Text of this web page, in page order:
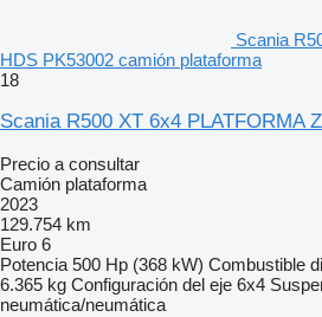
Scania
HDS PK53002 camión plataforma
18
Scania R500 XT 6x4 PLATFORMA
Precio a consultar
Camión plataforma
2023
129.754 km
Euro 6
Potencia 500 Hp (368 kW) Combustible
6.365 kg Configuración del eje 6x4
neumática/neumática